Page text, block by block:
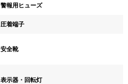
警報用ヒューズ
圧着端子
安全靴
表示器・回転灯